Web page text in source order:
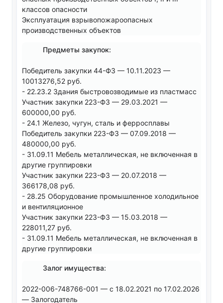
классов опасности
Эксплуатация взрывопожароопасных
производственных объектов
Предметы закупок:
Победитель закупки 44-ФЗ — 10.11.2023 —
10013276,52 руб.
- 22.23.2 Здания быстровозводимые из пластмасс
Участник закупки 223-ФЗ — 29.03.2021 —
600000,00 руб.
- 24.1 Железо, чугун, сталь и ферросплавы
Победитель закупки 223-ФЗ — 07.09.2018 —
480000,00 руб.
- 31.09.11 Мебель металлическая, не включенная в
другие группировки
Участник закупки 223-ФЗ — 20.07.2018 —
366178,08 руб.
- 28.25 Оборудование промышленное холодильное
и вентиляционное
Участник закупки 223-ФЗ — 15.03.2018 —
228011,27 руб.
- 31.09.11 Мебель металлическая, не включенная в
другие группировки
Залог имущества:
2022-006-748766-001 — с 18.02.2021 по 17.02.2026
— Залогодатель